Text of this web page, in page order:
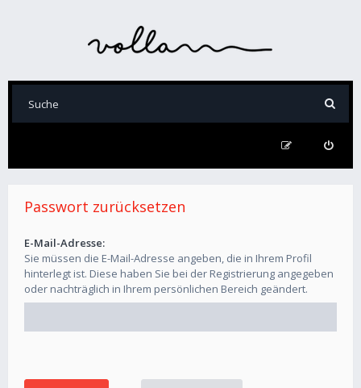
Passwort zurücksetzen
E-Mail-Adresse:
Sie müssen die E-Mail-Adresse angeben, die in Ihrem Profil
hinterlegt ist. Diese haben Sie bei der Registrierung angegeben
oder nachträglich in Ihrem persönlichen Bereich geändert.